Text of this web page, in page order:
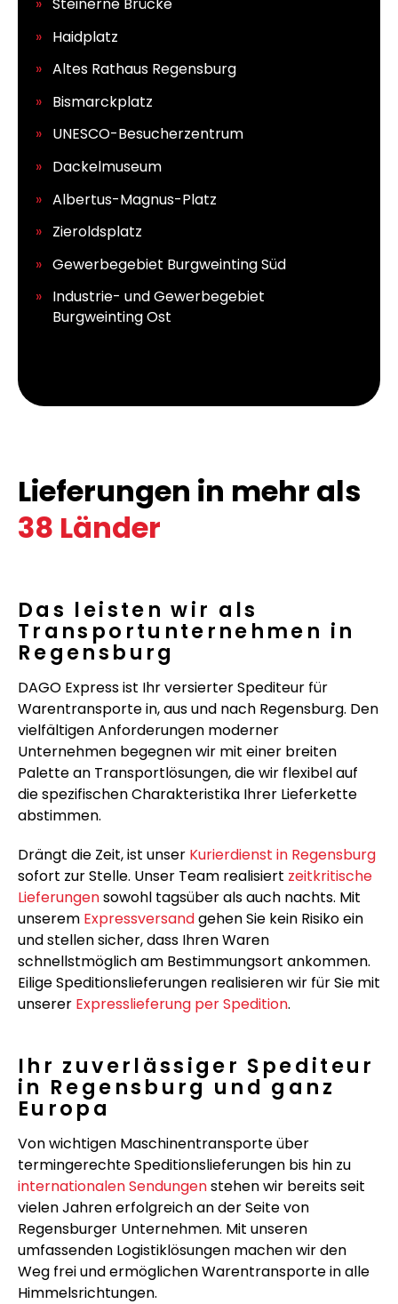
Steinerne Brücke
Haidplatz
Altes Rathaus Regensburg
Bismarckplatz
UNESCO-Besucherzentrum
Dackelmuseum
Albertus-Magnus-Platz
Zieroldsplatz
Gewerbegebiet Burgweinting Süd
Industrie- und Gewerbegebiet
Burgweinting Ost
Lieferungen in mehr als
38 Länder
Das leisten wir als
Transportunternehmen in
Regensburg
DAGO Express ist Ihr versierter Spediteur für
Warentransporte in, aus und nach Regensburg. Den
vielfältigen Anforderungen moderner
Unternehmen begegnen wir mit einer breiten
Palette an Transportlösungen, die wir flexibel auf
die spezifischen Charakteristika Ihrer Lieferkette
abstimmen.
Drängt die Zeit, ist unser Kurierdienst in Regensburg
sofort zur Stelle. Unser Team realisiert zeitkritische
Lieferungensowohl tagsüber als auch nachts. Mit
unserem Expressversandgehen Sie kein Risiko ein
und stellen sicher, dass Ihren Waren
schnellstmöglich am Bestimmungsort ankommen.
Eilige Speditionslieferungen realisieren wir für Sie mit
unserer Expresslieferung per Spedition.
Ihr zuverlässiger Spediteur
in Regensburg und ganz
Europa
Von wichtigen Maschinentransporte über
termingerechte Speditionslieferungen bis hin zu
internationalen Sendungenstehen wir bereits seit
vielen Jahren erfolgreich an der Seite von
Regensburger Unternehmen. Mit unseren
umfassenden Logistiklösungen machen wir den
Weg frei und ermöglichen Warentransporte in alle
Himmelsrichtungen.